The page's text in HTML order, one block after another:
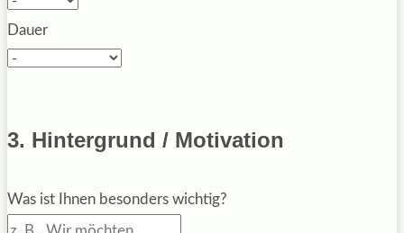
Dauer
3. Hintergrund / Motivation
Was ist Ihnen besonders wichtig?